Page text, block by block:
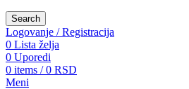
Search
Logovanje / Registracija
0 Lista želja
0 Uporedi
0 items / 0 RSD
Meni